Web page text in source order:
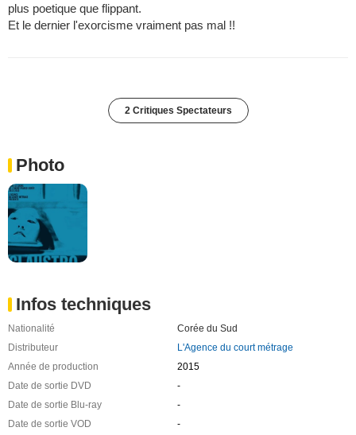
plus poetique que flippant.
Et le dernier l'exorcisme vraiment pas mal !!
2 Critiques Spectateurs
Photo
Infos techniques
Nationalité
Corée du Sud
Distributeur
L'Agence du court métrage
Année de production
2015
Date de sortie DVD
-
Date de sortie Blu-ray
-
Date de sortie VOD
-